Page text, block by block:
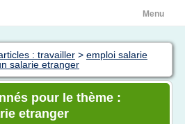
Menu
: travailler > emploi salarie
salarie etranger
pour le thème :
etranger